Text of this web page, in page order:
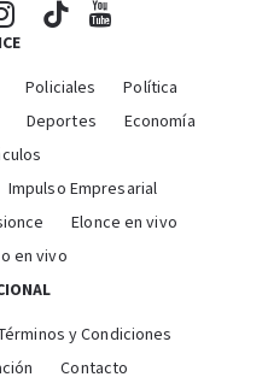
Policiales
Política
Deportes
Economía
Impulso Empresarial
Elonce en vivo
en vivo
y Condiciones
Contacto